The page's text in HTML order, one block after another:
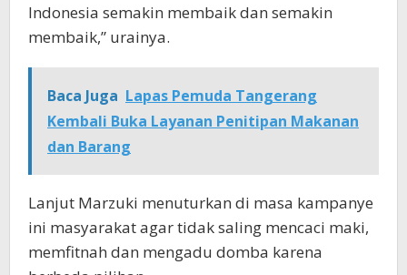
Indonesia semakin membaik dan semakin
membaik,” urainya.
Baca Juga Lapas Pemuda Tangerang
Kembali Buka Layanan Penitipan Makanan
dan Barang
Lanjut Marzuki menuturkan di masa kampanye
ini masyarakat agar tidak saling mencaci maki,
memfitnah dan mengadu domba karena